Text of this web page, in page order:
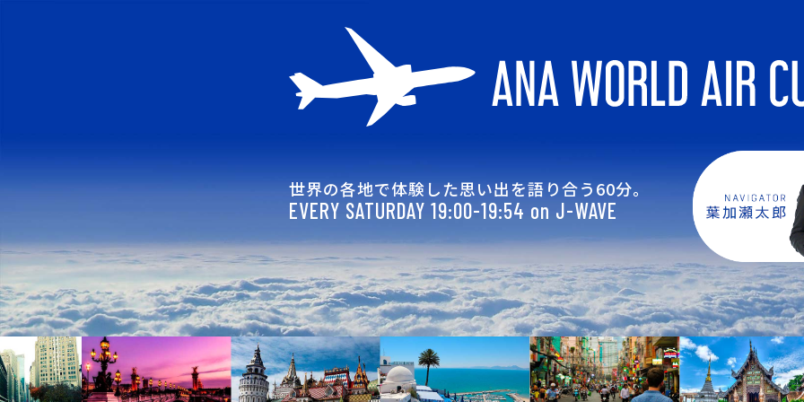
世界の各地で体験した思い出を語り合う60分。
EVERY SATURDAY 19:00-19:54 on J-WAVE